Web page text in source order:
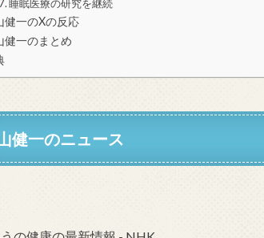
睡眠医療の研究を継続
健一のXの反応
健一のまとめ
健一のニュース